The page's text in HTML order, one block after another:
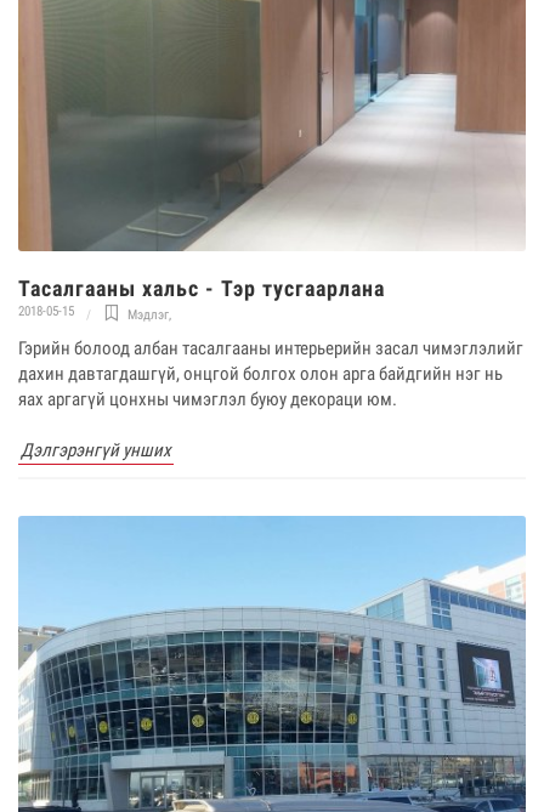
Тасалгааны хальс - Тэр тусгаарлана
2018-05-15 Мэдлэг,
Гэрийн болоод албан тасалгааны интерьерийн засал чимэглэлийг
дахин давтагдашгүй, онцгой болгох олон арга байдгийн нэг нь
яах аргагүй цонхны чимэглэл буюу декораци юм.
Дэлгэрэнгүй унших